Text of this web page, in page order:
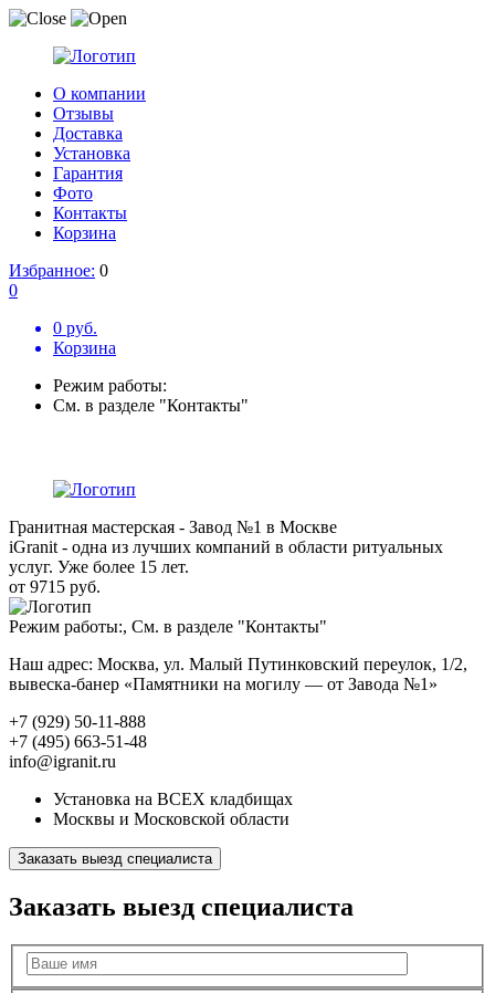
О компании
Отзывы
Доставка
Установка
Гарантия
Фото
Контакты
Корзина
Избранное: 0
0
0 руб.
Корзина
Режим работы:
См. в разделе "Контакты"
Гранитная мастерская - Завод №1 в Москве
iGranit - одна из лучших компаний в области ритуальных
услуг. Уже более 15 лет.
от 9715 руб.
Режим работы:, См. в разделе "Контакты"
Наш адрес: Москва, ул. Малый Путинковский переулок, 1/2,
вывеска-банер «Памятники на могилу — от Завода №1»
+7 (929) 50-11-888
+7 (495) 663-51-48
info@igranit.ru
Установка на ВСЕХ кладбищах
Москвы и Московской области
Заказать выезд специалиста
Заказать выезд специалиста